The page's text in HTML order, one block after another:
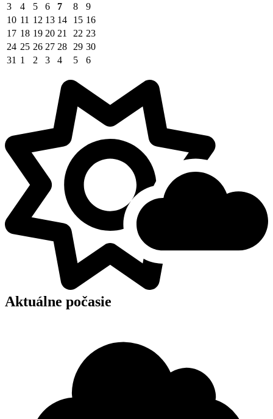
3
4 5 6 7 8
9
10 11 12 13 14 15 16
17 18 19 20 21 22 23
24 25 26 27 28 29 30
31 1 2 3 4 5 6
Aktuálne počasie